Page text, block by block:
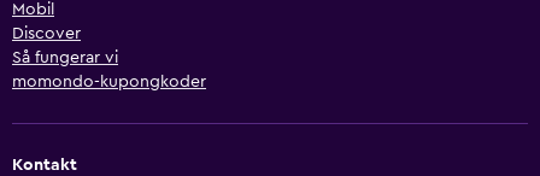
Mobil
Discover
Så fungerar vi
momondo-kupongkoder
Kontakt